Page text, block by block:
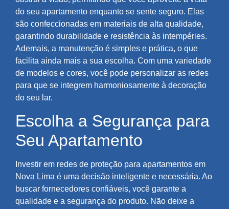
do seu apartamento enquanto se sente seguro. Elas
são confeccionadas em materiais de alta qualidade,
garantindo durabilidade e resistência às intempéries.
Ademais, a manutenção é simples e prática, o que
facilita ainda mais a sua escolha. Com uma variedade
de modelos e cores, você pode personalizar as redes
para que se integrem harmoniosamente à decoração
do seu lar.
Escolha a Segurança para
Seu Apartamento
Investir em redes de proteção para apartamentos em
Nova Lima é uma decisão inteligente e necessária. Ao
buscar fornecedores confiáveis, você garante a
qualidade e a segurança do produto. Não deixe a